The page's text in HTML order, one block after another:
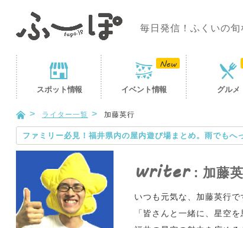
毎日発信！ふくいの
スポット情報 イベント情報 グルメ
ライター一覧 加藤英行
ファミリー必見！福井県内の屋内遊び場まとめ。雨でもへ
writer：加藤
いつも元気な、加藤英行
「皆さんと一緒に、星空